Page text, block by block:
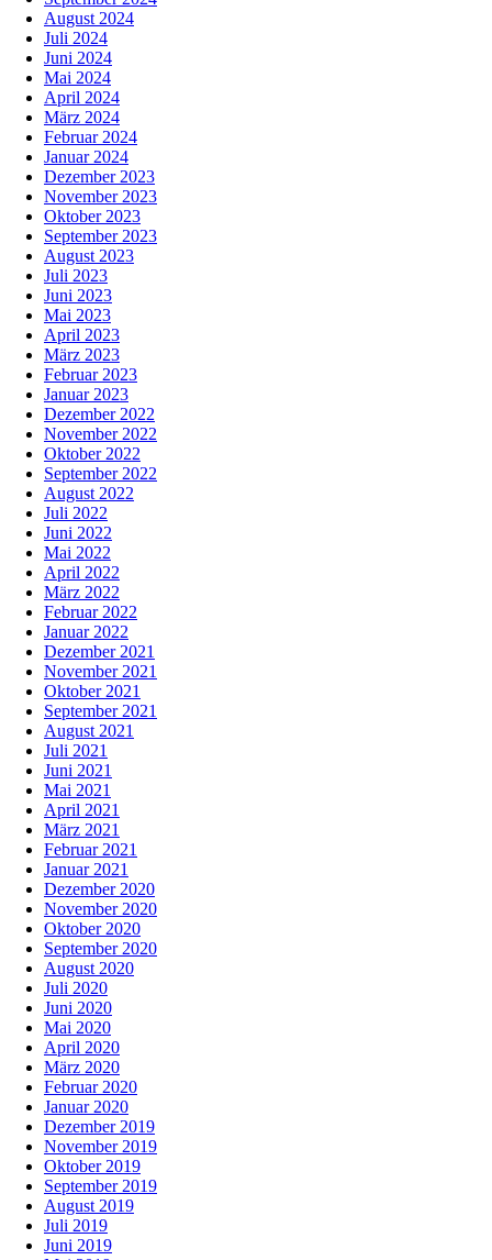
August 2024
Juli 2024
Juni 2024
Mai 2024
April 2024
März 2024
Februar 2024
Januar 2024
Dezember 2023
November 2023
Oktober 2023
September 2023
August 2023
Juli 2023
Juni 2023
Mai 2023
April 2023
März 2023
Februar 2023
Januar 2023
Dezember 2022
November 2022
Oktober 2022
September 2022
August 2022
Juli 2022
Juni 2022
Mai 2022
April 2022
März 2022
Februar 2022
Januar 2022
Dezember 2021
November 2021
Oktober 2021
September 2021
August 2021
Juli 2021
Juni 2021
Mai 2021
April 2021
März 2021
Februar 2021
Januar 2021
Dezember 2020
November 2020
Oktober 2020
September 2020
August 2020
Juli 2020
Juni 2020
Mai 2020
April 2020
März 2020
Februar 2020
Januar 2020
Dezember 2019
November 2019
Oktober 2019
September 2019
August 2019
Juli 2019
Juni 2019